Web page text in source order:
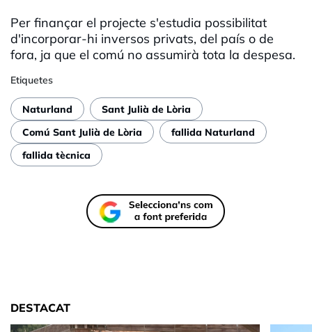
Per finançar el projecte s'estudia possibilitat
d'incorporar-hi inversos privats, del país o de
fora, ja que el comú no assumirà tota la despesa.
Etiquetes
Naturland
Sant Julià de Lòria
Comú Sant Julià de Lòria
fallida Naturland
fallida tècnica
DESTACAT